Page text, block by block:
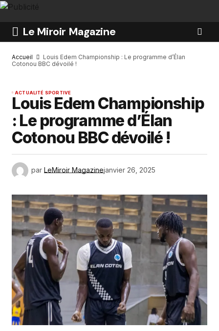
Le Miroir Magazine
Accueil
Louis Edem Championship : Le programme d’Élan
Cotonou BBC dévoilé !
ACTUALITÉ SPORTIVE
Louis Edem Championship
: Le programme d’Élan
Cotonou BBC dévoilé !
par LeMiroir Magazinejanvier 26, 2025